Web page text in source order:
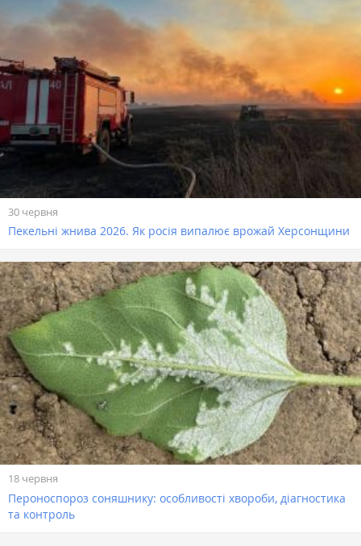
30 червня
Пекельні жнива 2026. Як росія випалює врожай Херсонщини
18 червня
Пероноспороз соняшнику: особливості хвороби, діагностика
та контроль